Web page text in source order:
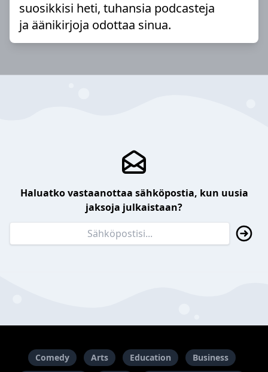
suosikkisi heti, tuhansia podcasteja
ja äänikirjoja odottaa sinua.
Haluatko vastaanottaa sähköpostia, kun uusia
jaksoja julkaistaan?
Comedy Arts Education
Business